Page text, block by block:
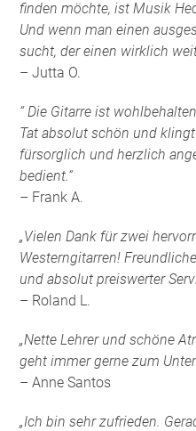
finden möchte, ist Musik
Und wenn man einen
sucht, der einen wirklich
– Jutta O.
“ Die Gitarre ist
Tat absolut schön und
fürsorglich und herzlich
bedient.“
– Frank A.
„Vielen Dank für zwei
Westerngitarren!
und absolut preiswerter
– Roland L.
„Nette Lehrer und schöne
geht immer gerne zum
– Anne Santos
„Ich bin sehr zufrieden.